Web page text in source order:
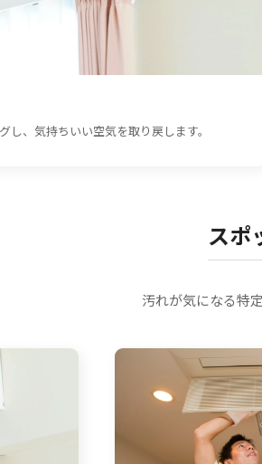
、気持ちいい空気を取り戻します。
スポ
汚れが気になる特